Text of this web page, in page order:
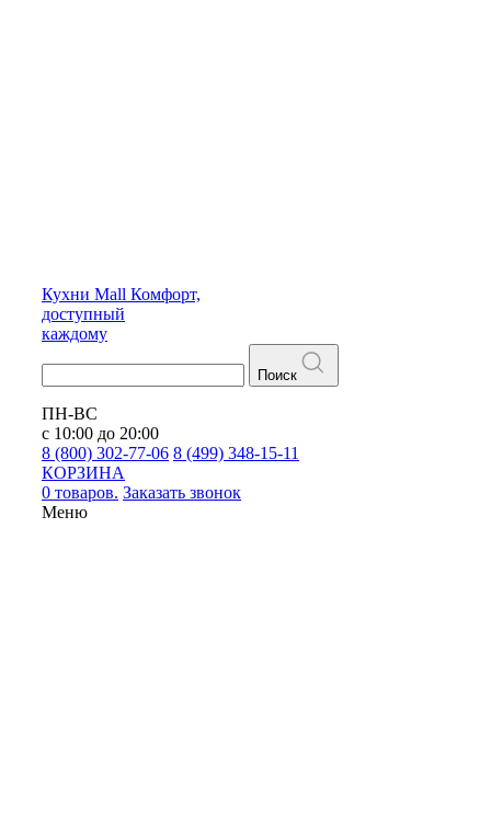
Кухни Mall Комфорт,
доступный
каждому
Поиск
ПН-ВС
с 10:00 до 20:00
8 (800) 302-77-06 8 (499) 348-15-11
КОРЗИНА
0 товаров. Заказать звонок
Меню